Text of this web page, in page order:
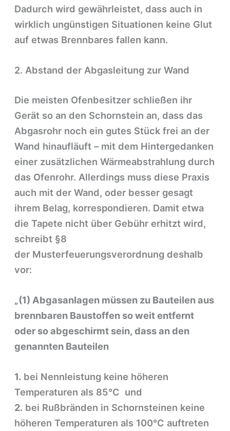
Dadurch wird gewährleistet, dass auch in
wirklich ungünstigen Situationen keine Glut
auf etwas Brennbares fallen kann.
2. Abstand der Abgasleitung zur Wand
Die meisten Ofenbesitzer schließen ihr
Gerät so an den Schornstein an, dass das
Abgasrohr noch ein gutes Stück frei an der
Wand hinaufläuft – mit dem Hintergedanken
einer zusätzlichen Wärmeabstrahlung durch
das Ofenrohr. Allerdings muss diese Praxis
auch mit der Wand, oder besser gesagt
ihrem Belag, korrespondieren. Damit etwa
die Tapete nicht über Gebühr erhitzt wird,
schreibt §8
der Musterfeuerungsverordnung deshalb
vor:
„(1) Abgasanlagen müssen zu Bauteilen aus
brennbaren Baustoffen so weit entfernt
oder so abgeschirmt sein, dass an den
genannten Bauteilen
1. bei Nennleistung keine höheren
Temperaturen als 85°C und
2. bei Rußbränden in Schornsteinen keine
höheren Temperaturen als 100°C auftreten